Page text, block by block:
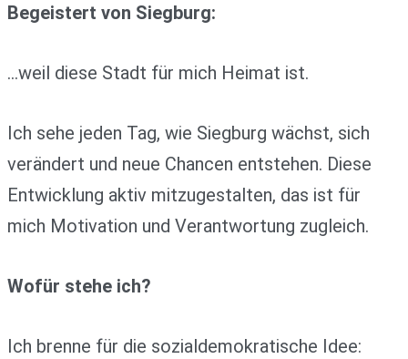
Begeistert von Siegburg:
…weil diese Stadt für mich Heimat ist.
Ich sehe jeden Tag, wie Siegburg wächst, sich
verändert und neue Chancen entstehen. Diese
Entwicklung aktiv mitzugestalten, das ist für
mich Motivation und Verantwortung zugleich.
Wofür stehe ich?
Ich brenne für die sozialdemokratische Idee: